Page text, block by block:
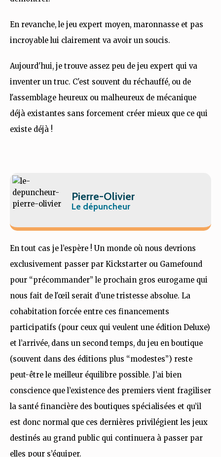
En revanche, le jeu expert moyen, maronnasse et pas
incroyable lui clairement va avoir un soucis.
Aujourd'hui, je trouve assez peu de jeu expert qui va
inventer un truc. C'est souvent du réchauffé, ou de
l'assemblage heureux ou malheureux de mécanique
déjà existantes sans forcement créer mieux que ce qui
existe déjà !
Pierre-Olivier
Le dépuncheur
En tout cas je l’espère ! Un monde où nous devrions
exclusivement passer par Kickstarter ou Gamefound
pour “précommander” le prochain gros eurogame qui
nous fait de l'œil serait d’une tristesse absolue. La
cohabitation forcée entre ces financements
participatifs (pour ceux qui veulent une édition Deluxe)
et l’arrivée, dans un second temps, du jeu en boutique
(souvent dans des éditions plus “modestes”) reste
peut-être le meilleur équilibre possible. J’ai bien
conscience que l’existence des premiers vient fragiliser
la santé financière des boutiques spécialisées et qu’il
est donc normal que ces dernières privilégient les jeux
destinés au grand public qui continuera à passer par
elles pour s’équiper.